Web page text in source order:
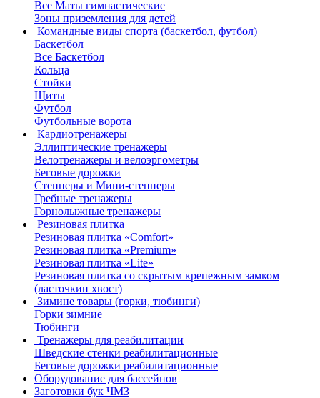
Все Маты гимнастические
Зоны приземления для детей
Командные виды спорта (баскетбол, футбол)
Баскетбол
Все Баскетбол
Кольца
Стойки
Щиты
Футбол
Футбольные ворота
Кардиотренажеры
Эллиптические тренажеры
Велотренажеры и велоэргометры
Беговые дорожки
Степперы и Мини-степперы
Гребные тренажеры
Горнолыжные тренажеры
Резиновая плитка
Резиновая плитка «Comfort»
Резиновая плитка «Premium»
Резиновая плитка «Lite»
Резиновая плитка со скрытым крепежным замком
(ласточкин хвост)
Зимине товары (горки, тюбинги)
Горки зимние
Тюбинги
Тренажеры для реабилитации
Шведские стенки реабилитационные
Беговые дорожки реабилитационные
Оборудование для бассейнов
Заготовки бук ЧМЗ